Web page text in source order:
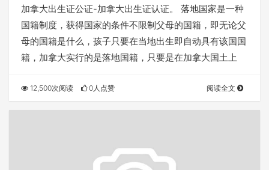
加拿大出生证公证-加拿大出生证认证。 落地国家是一种
国籍制度，获得国家的条件不限制父母的国籍，即无论父
母的国籍是什么，孩子只要在当地出生即自动具有该国国
籍，加拿大实行的是落地国籍，只要是在加拿大国土上
12,500次阅读 0人点赞 阅读全文